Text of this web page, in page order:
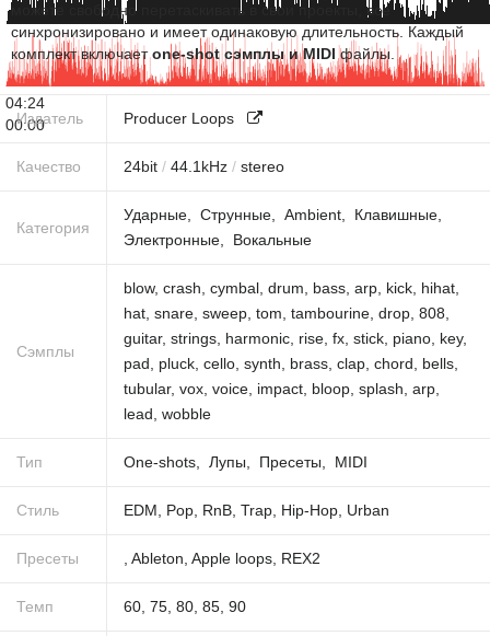
04:24
00:00
можете свободно перетаскивать в свои проекты, все
синхронизировано и имеет одинаковую длительность. Каждый
комплект включаетone-shot сэмплы и MIDI файлы.
Издатель Producer Loops
Качество 24bit / 44.1 kHz / stereo
Категория
Ударные Струнные Ambient
Клавишные
Электронные
Вокальные
Сэмплы
blow, crash cymbal drum bass arp kick hihat
hat snare sweep tom tambourine drop 808
guitar, strings harmonic rise fx stick piano key,
pad
pluck cello synth brass clap chord bells
tubular, vox voice impact bloop splash arp
lead wobble
Тип One-shots Лупы Пресеты MIDI
Стиль EDM Pop RnB Trap Hip-Hop Urban
Пресеты Ableton Apple loops REX2
Темп 60 75 80 85 90